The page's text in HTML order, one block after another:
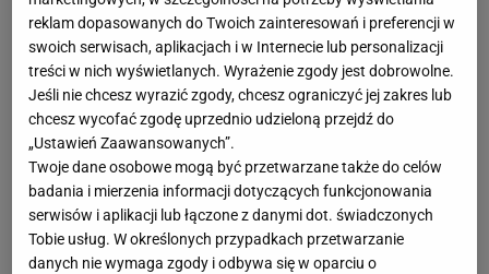
tematami społecznymi - trudną sytuacją rodziców
dzieci niepełnosprawnych, ofiarami przemocy,
kryzysem w oświacie czy konsekwencjami
zaostrzenia przepisów aborcyjnych. W Lifestylu
Gazeta.pl współorganizuje duże akcje redakcyjne
m.in. Różowy Październik czy Międzynarodowy
Dzień Eliminacji Przemocy wobec Kobiet. Z mediami
związana od niemal dekady - wcześniej pracowała
m.in. w Wirtualnej Polsce i Dzienniku Bałtyckim.
reklam dopasowanych do Twoich zainteresowań i preferencji w
swoich serwisach, aplikacjach i w Internecie lub personalizacji
treści w nich wyświetlanych. Wyrażenie zgody jest dobrowolne.
Jeśli nie chcesz wyrazić zgody, chcesz ograniczyć jej zakres lub
chcesz wycofać zgodę uprzednio udzieloną przejdź do
„Ustawień Zaawansowanych”.
Twoje dane osobowe mogą być przetwarzane także do celów
badania i mierzenia informacji dotyczących funkcjonowania
serwisów i aplikacji lub łączone z danymi dot. świadczonych
Tobie usług. W określonych przypadkach przetwarzanie
danych nie wymaga zgody i odbywa się w oparciu o